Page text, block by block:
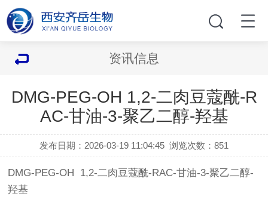
资讯信息
DMG-PEG-OH 1,2-二肉豆蔻酰-R
AC-甘油-3-聚乙二醇-羟基
发布日期：2026-03-19 11:04:45 浏览次数：851
DMG-PEG-OH 1,2-二肉豆蔻酰-RAC-甘油-3-聚乙二醇-
羟基